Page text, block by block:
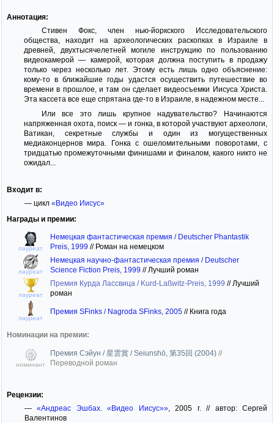
Аннотация:
Стивен Фокc, член нью-йоркского Исследовательского
общества, находит на археологических раскопках в Израиле в
древней, двухтысячелетней могиле инструкцию по пользованию
видеокамерой — камерой, которая должна поступить в продажу
только через несколько лет. Этому есть лишь одно объяснение:
кому-то в ближайшие годы удастся осуществить путешествие во
времени в прошлое, и там он сделает видеосъемки Иисуса Христа.
Эта кассета все еще спрятана где-то в Израиле, в надежном месте...
Или все это лишь крупное надувательство? Начинаются
напряженная охота, поиск — и гонка, в которой участвуют археологи,
Ватикан, секретные службы и один из могущественных
медиаконцернов мира. Гонка с ошеломительными поворотами, с
тридцатью промежуточными финишами и финалом, какого никто не
ожидал...
Входит в:
— цикл «Видео Иисус»
Награды и премии:
лауреат
Немецкая фантастическая премия / Deutscher Phantastik
Preis, 1999 // Роман на немецком
лауреат
Немецкая научно-фантастическая премия / Deutscher
Science Fiction Preis, 1999 // Лучший роман
лауреат
Премия Курда Лассвица / Kurd-Laßwitz-Preis, 1999 // Лучший
роман
лауреат
Премия SFinks / Nagroda SFinks, 2005 // Книга года
Номинации на премии:
номинант
Премия Сэйун / 星雲賞 / Seiunshō, 第35回 (2004) //
Переводной роман
Рецензии:
—«Андреас Эшбах. «Видео Иисус»», 2005 г. // автор: Сергей
Валентинов